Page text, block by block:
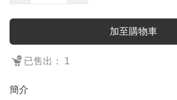
加至購物車
已售出： 1
簡介